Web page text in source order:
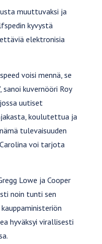
muuttuvaksi ja
kyvystä
elektronisia
voisi mennä, se
kuvernööri Roy
uutiset
koulutettua ja
tulevaisuuden
voi tarjota
Lowe ja Cooper
noin tunti sen
hyväksyi virallisesti